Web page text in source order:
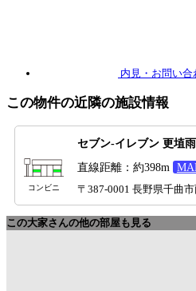
内見 ・お問い
この物件の近隣の施設情報
コンビニ
セブン-イレブン 更埴
直線距離：約398m
〒387-0001 長野県千曲
この大家さんの他の部屋も見る